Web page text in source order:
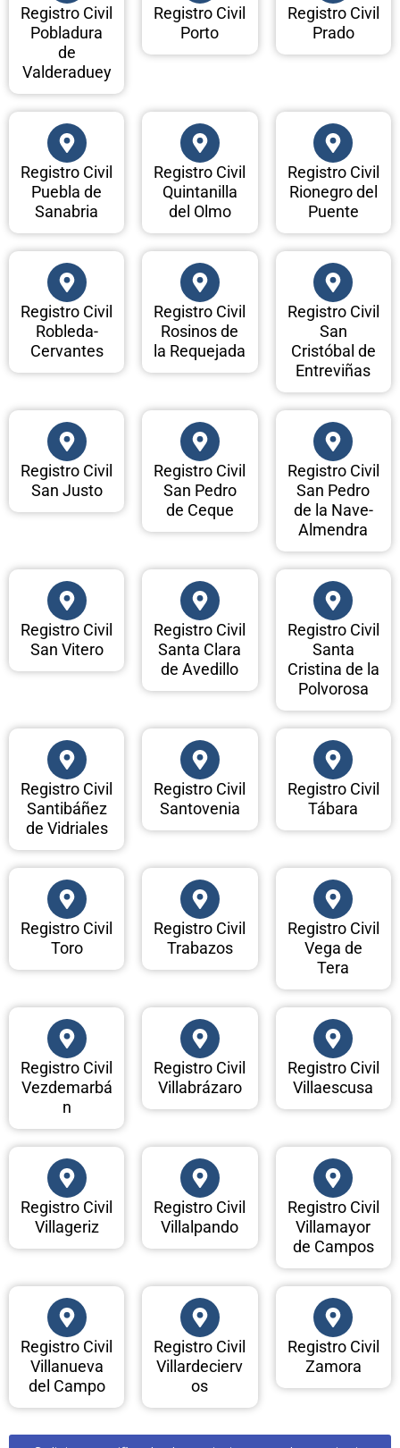
Registro Civil
Pobladura
de
Valderaduey
Registro Civil
Porto
Registro Civil
Prado
Registro Civil
Puebla de
Sanabria
Registro Civil
Quintanilla
del Olmo
Registro Civil
Rionegro del
Puente
Registro Civil
Robleda-
Cervantes
Registro Civil
Rosinos de
la Requejada
Registro Civil
San
Cristóbal de
Entreviñas
Registro Civil
San Justo
Registro Civil
San Pedro
de Ceque
Registro Civil
San Pedro
de la Nave-
Almendra
Registro Civil
San Vitero
Registro Civil
Santa Clara
de Avedillo
Registro Civil
Santa
Cristina de la
Polvorosa
Registro Civil
Santibáñez
de Vidriales
Registro Civil
Santovenia
Registro Civil
Tábara
Registro Civil
Toro
Registro Civil
Trabazos
Registro Civil
Vega de
Tera
Registro Civil
Vezdemarbá
n
Registro Civil
Villabrázaro
Registro Civil
Villaescusa
Registro Civil
Villageriz
Registro Civil
Villalpando
Registro Civil
Villamayor
de Campos
Registro Civil
Villanueva
del Campo
Registro Civil
Villardecierv
os
Registro Civil
Zamora